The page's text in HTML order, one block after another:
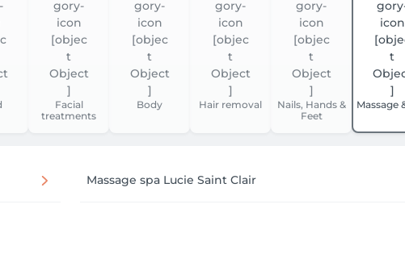
DOUBLE-SOIN 💆‍♀️
+ Coiffage)
🌈
réalisé chez nous)
Facial
treatments
Body Hair removal
Nails, Hands &
Feet
Massage
Massage spa Lucie Saint Clair